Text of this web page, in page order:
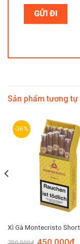
Sản phẩm tương tự
-36%
Xì Gà Montecristo
450.000₫